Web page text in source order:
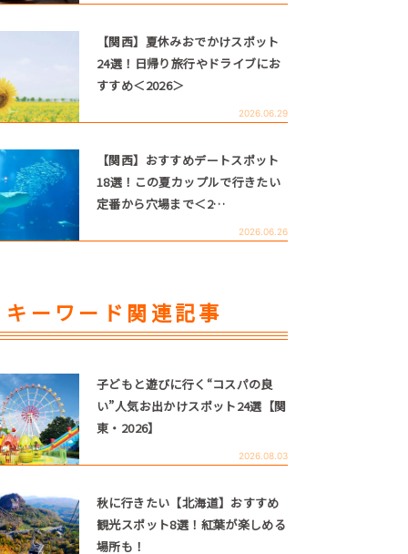
【関西】夏休みおでかけスポット
24選！日帰り旅行やドライブにお
すすめ＜2026＞
2026.06.29
【関西】おすすめデートスポット
18選！この夏カップルで行きたい
定番から穴場まで＜2…
2026.06.26
キーワード関連記事
子どもと遊びに行く“コスパの良
い”人気お出かけスポット24選【関
東・2026】
2026.08.03
秋に行きたい【北海道】おすすめ
観光スポット8選！紅葉が楽しめる
場所も！